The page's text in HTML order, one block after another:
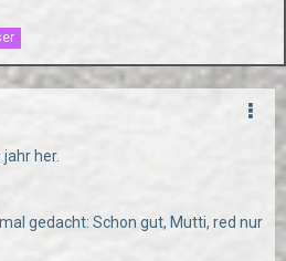
her.
gedacht: Schon gut, Mutti, red nur